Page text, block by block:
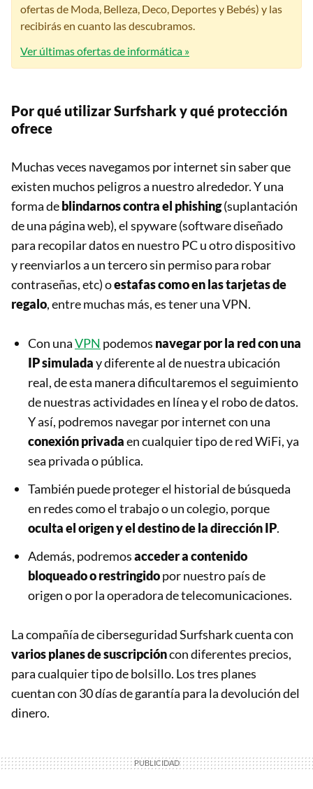
ofertas de Moda, Belleza, Deco, Deportes y Bebés) y las
recibirás en cuanto las descubramos.
Ver últimas ofertas de informática »
Por qué utilizar Surfshark y qué protección
ofrece
Muchas veces navegamos por internet sin saber que
existen muchos peligros a nuestro alrededor. Y una
forma deblindarnos contra el phishing(suplantación
de una página web), el spyware (software diseñado
para recopilar datos en nuestro PC u otro dispositivo
y reenviarlos a un tercero sin permiso para robar
contraseñas, etc) oestafas como en las tarjetas de
regalo, entre muchas más, es tener una VPN.
Con unaVPN podemos navegar por la red con una
IP simuladay diferente al de nuestra ubicación
real, de esta manera dificultaremos el seguimiento
de nuestras actividades en línea y el robo de datos.
Y así, podremos navegar por internet con una
conexión privadaen cualquier tipo de red WiFi, ya
sea privada o pública.
También puede proteger el historial de búsqueda
en redes como el trabajo o un colegio, porque
oculta el origen y el destino de la dirección IP.
Además, podremosacceder a contenido
bloqueado o restringidopor nuestro país de
origen o por la operadora de telecomunicaciones.
La compañía de ciberseguridad Surfshark cuenta con
varios planes de suscripcióncon diferentes precios,
para cualquier tipo de bolsillo. Los tres planes
cuentan con 30 días de garantía para la devolución del
dinero.